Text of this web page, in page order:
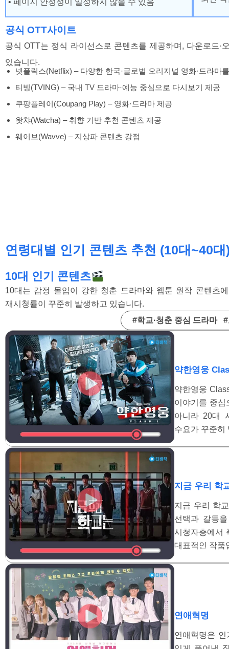
• 페이지 안정성이 일정하지 않을 수 있음
공식 OTT사이트
공식 OTT는 정식 라이선스로 콘텐츠를 제공하며, 다운로드
있습니다.
넷플릭스(Netflix) – 다양한 한국·글로벌 오리지널 영화·드라마
티빙(TVING) – 국내 TV 드라마·예능 중심으로 다시보기 제공
쿠팡플레이(Coupang Play) – 영화·드라마 제공
왓챠(Watcha) – 취향 기반 추천 콘텐츠 제공
웨이브(Wavve) – 지상파 콘텐츠 강점
연령대별 인기 콘텐츠 추천 (10대~40대
10대 인기 콘텐츠
10대는 감정 몰입이 강한 청춘 드라마와 웹툰 원작 콘텐츠
재시청률이 꾸준히 발생하고 있습니다.
#학교·청춘 중심 드라마
약한영웅
약한영웅
이야기를 중심
아니라 20대
수요가 꾸준히
지금 우리 학
지금 우리 학
선택과 갈등
시청자층에서
대표적인 작품
연애혁명
연애혁명은